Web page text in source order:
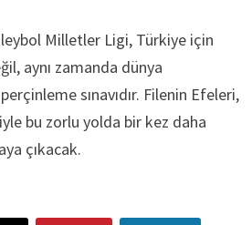
Milletler Ligi, Türkiye için
aynı zamanda dünya
sınavıdır. Filenin Efeleri,
bu zorlu yolda bir kez daha
çıkacak.